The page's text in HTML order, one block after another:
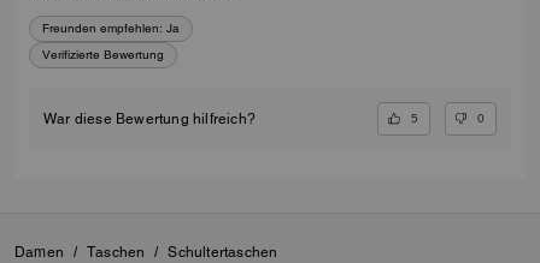
Freunden empfehlen: Ja
Verifizierte Bewertung
War diese Bewertung hilfreich? 5 0
Damen / Taschen / Schultertaschen